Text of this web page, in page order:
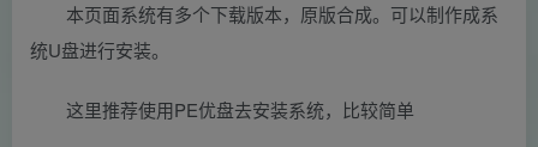
本页面系统有多个下载版本，原版合成。可以制作成系
统U盘进行安装。
这里推荐使用PE优盘去安装系统，比较简单